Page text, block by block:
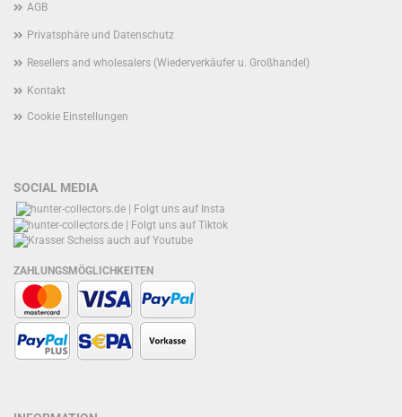
AGB
Privatsphäre und Datenschutz
Resellers and wholesalers (Wiederverkäufer u. Großhandel)
Kontakt
Cookie Einstellungen
SOCIAL MEDIA
ZAHLUNGSMÖGLICHKEITEN